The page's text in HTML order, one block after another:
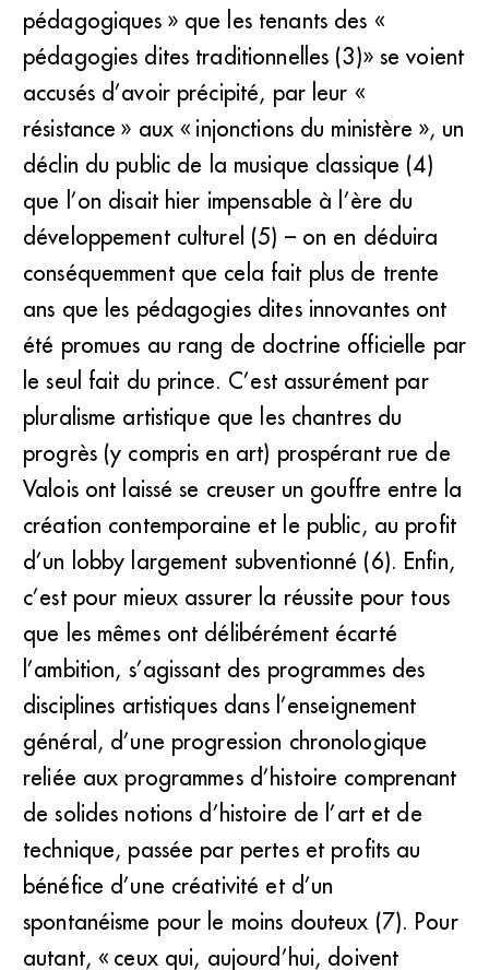
pédagogiques » que les tenants des «
pédagogies dites traditionnelles (3)» se voient
accusés d’avoir précipité, par leur «
résistance » aux « injonctions du ministère », un
déclin du public de la musique classique (4)
que l’on disait hier impensable à l’ère du
développement culturel (5) – on en déduira
conséquemment que cela fait plus de trente
ans que les pédagogies dites innovantes ont
été promues au rang de doctrine officielle par
le seul fait du prince. C’est assurément par
pluralisme artistique que les chantres du
progrès (y compris en art) prospérant rue de
Valois ont laissé se creuser un gouffre entre la
création contemporaine et le public, au profit
d’un lobby largement subventionné (6). Enfin,
c’est pour mieux assurer la réussite pour tous
que les mêmes ont délibérément écarté
l’ambition, s’agissant des programmes des
disciplines artistiques dans l’enseignement
général, d’une progression chronologique
reliée aux programmes d’histoire comprenant
de solides notions d’histoire de l’art et de
technique, passée par pertes et profits au
bénéfice d’une créativité et d’un
spontanéisme pour le moins douteux (7). Pour
autant, « ceux qui, aujourd’hui, doivent